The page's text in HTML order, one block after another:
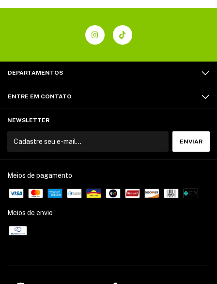
DEPARTAMENTOS
ENTRE EM CONTATO
NEWSLETTER
Meios de pagamento
Meios de envio